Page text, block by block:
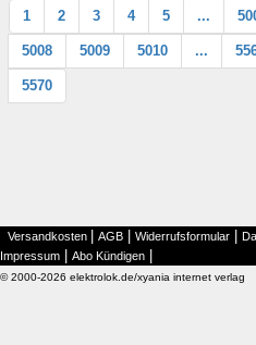
1 2 3 4 5 ...
5008 5009 5010 ...
5570
Versandkosten AGB Widerrufsformular
Impressum Abo Kündigen
© 2000-2026 elektrolok.de/xyania internet verlag